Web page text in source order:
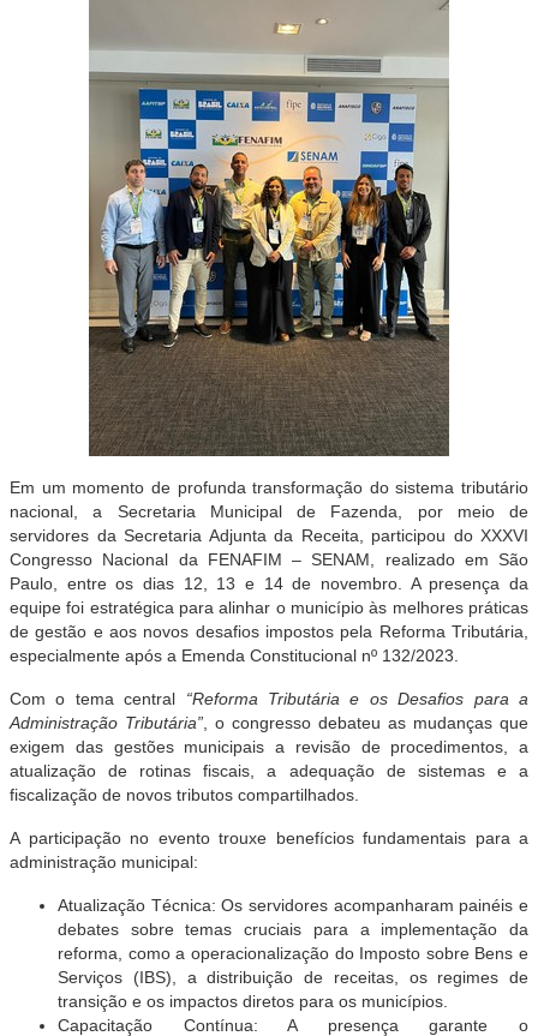
Em um momento de profunda transformação do sistema tributário
nacional, a Secretaria Municipal de Fazenda, por meio de
servidores da Secretaria Adjunta da Receita, participou do XXXVI
Congresso Nacional da FENAFIM – SENAM, realizado em São
Paulo, entre os dias 12, 13 e 14 de novembro. A presença da
equipe foi estratégica para alinhar o município às melhores práticas
de gestão e aos novos desafios impostos pela Reforma Tributária,
especialmente após a Emenda Constitucional nº 132/2023.
Com o tema central “Reforma Tributária e os Desafios para a
Administração Tributária” , o congresso debateu as mudanças que
exigem das gestões municipais a revisão de procedimentos, a
atualização de rotinas fiscais, a adequação de sistemas e a
fiscalização de novos tributos compartilhados.
A participação no evento trouxe benefícios fundamentais para a
administração municipal:
Atualização Técnica: Os servidores acompanharam painéis e
debates sobre temas cruciais para a implementação da
reforma, como a operacionalização do Imposto sobre Bens e
Serviços (IBS), a distribuição de receitas, os regimes de
transição e os impactos diretos para os municípios.
Capacitação Contínua: A presença garante o